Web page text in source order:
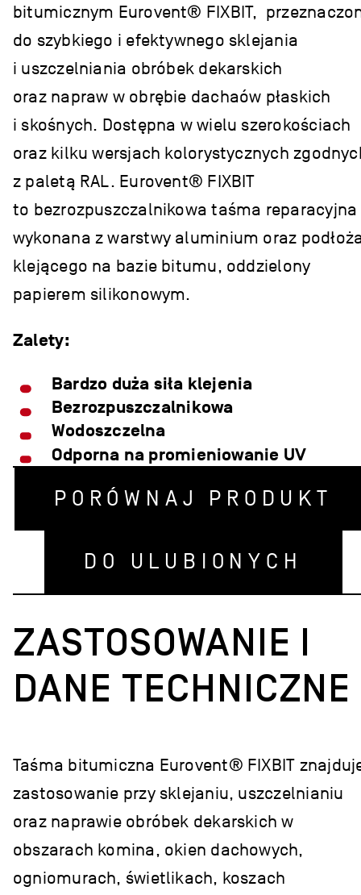
bitumicznym Eurovent® FIXBIT,
do szybkiego i efektywnego sklejania
i uszczelniania obróbek dekarskich
oraz napraw w obrębie dachaów płaskich
i skośnych. Dostępna w wielu szerokościach
oraz kilku wersjach kolorystycznych
z paletą RAL. Eurovent® FIXBIT
to bezrozpuszczalnikowa taśma reparacyjna
wykonana z warstwy aluminium oraz
klejącego na bazie bitumu, oddzielony
papierem silikonowym.
Zalety:
Bardzo duża siła klejenia
Bezrozpuszczalnikowa
Wodoszczelna
Odporna na promieniowanie UV
PORÓWNAJ PRODUKT
DO ULUBIONYCH
ZASTOSOWANIE I
DANE TECHNICZNE
Taśma bitumiczna Eurovent® FIXBIT
zastosowanie przy sklejaniu, uszczelnianiu
oraz naprawie obróbek dekarskich w
obszarach komina, okien dachowych,
ogniomurach, świetlikach, koszach